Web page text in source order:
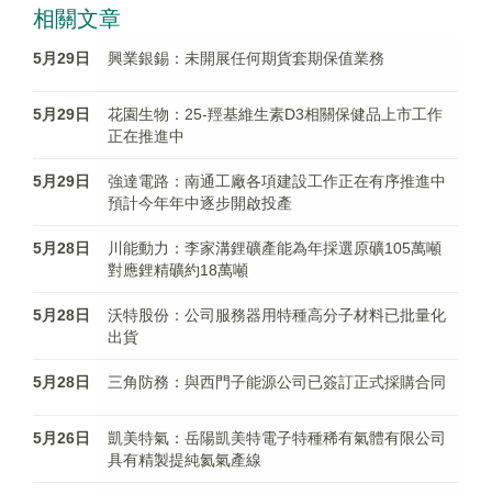
相關文章
5月29日 興業銀錫：未開展任何期貨套期保值業務
5月29日
花園生物：25-羥基維生素D3相關保健品上市工作
正在推進中
5月29日
強達電路：南通工廠各項建設工作正在有序推進中
預計今年年中逐步開啟投產
5月28日
川能動力：李家溝鋰礦產能為年採選原礦105萬噸
對應鋰精礦約18萬噸
5月28日
沃特股份：公司服務器用特種高分子材料已批量化
出貨
5月28日 三角防務：與西門子能源公司已簽訂正式採購合同
5月26日
凱美特氣：岳陽凱美特電子特種稀有氣體有限公司
具有精製提純氦氣產線